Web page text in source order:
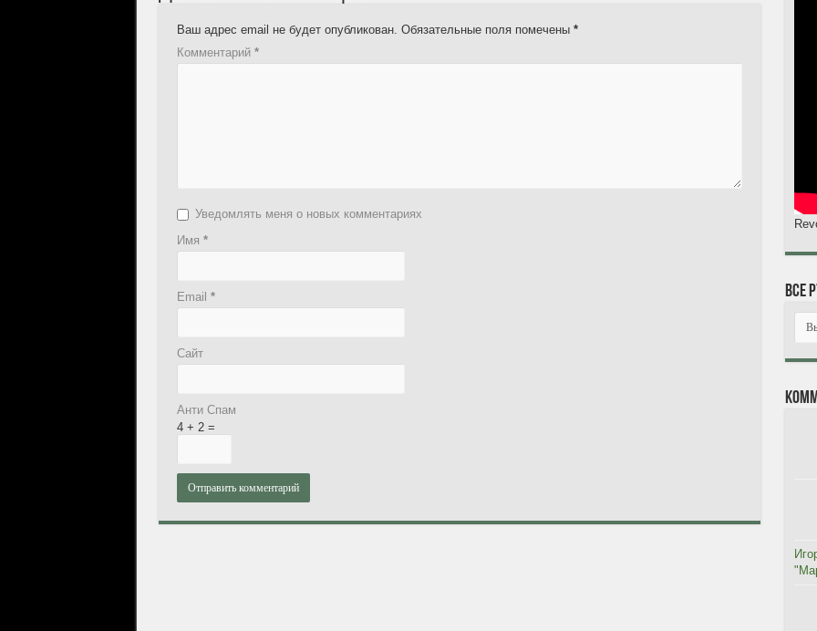
Ваш адрес email не будет опубликован. Обязательные поля помечены *
Комментарий *
Уведомлять меня о новых комментариях
Имя *
Email *
Сайт
Анти Спам
4 + 2 =
Все